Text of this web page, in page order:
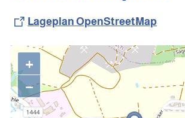
Lageplan OpenStreetMap
+
−